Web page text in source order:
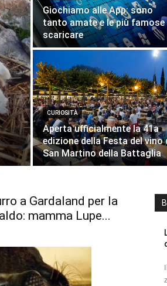
Giochiamo alle App: sono
tanto amate e le più famose
scaricare
CURIOSITÀ
Aperta ufficialmente la 41a
edizione della Festa del vino
San Martino della Battaglia
a Gardaland per la
mamma Lupe...